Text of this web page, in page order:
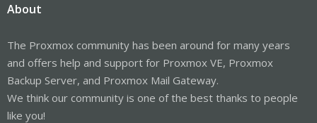
About
The Proxmox community has been around for many years
and offers help and support for Proxmox VE, Proxmox
Backup Server, and Proxmox Mail Gateway.
We think our community is one of the best thanks to people
like you!